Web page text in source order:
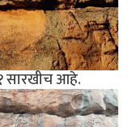
सारखीच आहे.